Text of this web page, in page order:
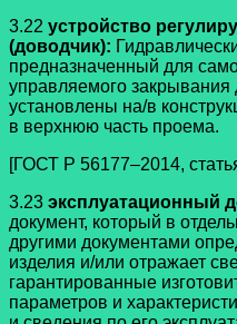
3.22 устройство
(доводчик):
предназначенный для
управляемого закрывания
установлены на/в
в верхнюю часть проема.
[ГОСТ Р 56177–2014,
3.23 эксплуатационный
документ, который в
другими документами
изделия и/или отражает
гарантированные
параметров и